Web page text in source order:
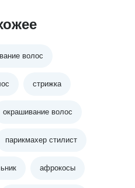
волос
стрижка
окрашивание волос
парикмахер стилист
афрокосы